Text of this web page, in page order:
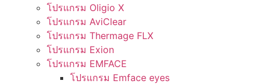
โปรแกรม Oligio X
โปรแกรม AviClear
โปรแกรม Thermage FLX
โปรแกรม Exion
โปรแกรม EMFACE
โปรแกรม Emface eyes